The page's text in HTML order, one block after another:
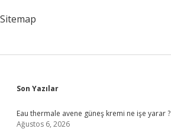
Sitemap
Sidebar
Son Yazılar
Eau thermale avene güneş kremi ne işe yarar ?
Ağustos 6, 2026